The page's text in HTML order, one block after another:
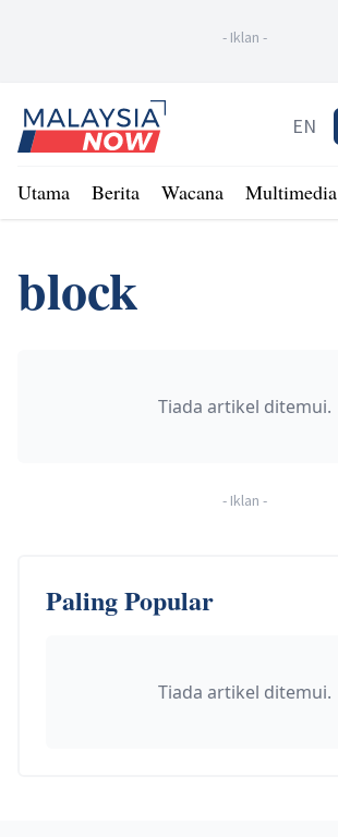
- Iklan -
Home
EN
Utama Berita Wacana Multimedia
block
Tiada artikel ditemui.
- Iklan -
Paling Popular
Tiada artikel ditemui.